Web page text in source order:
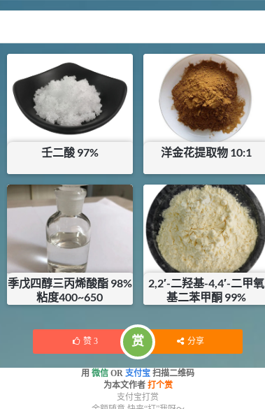
壬二酸 97%
¥242
洋金花提取物 10:1
¥25
库存：25KG
季戊四醇三丙烯酸酯 98%
粘度400~650
2,2′-二羟基-4,4′-二甲氧
基二苯甲酮 99%
库存：1.434KG
赞 3 赏 分享
用 微信 OR 支付宝 扫描二维码
为本文作者 打个赏
支付宝打赏
99%
化工原料
烯酰胺 98% NMA
化工原料
甲醛（茴香醛）